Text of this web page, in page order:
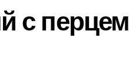
с перцем